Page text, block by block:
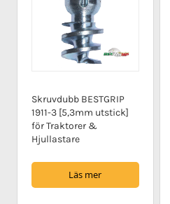
Skruvdubb BESTGRIP
1911-3 [5,3mm utstick]
för Traktorer &
Hjullastare
Läs mer